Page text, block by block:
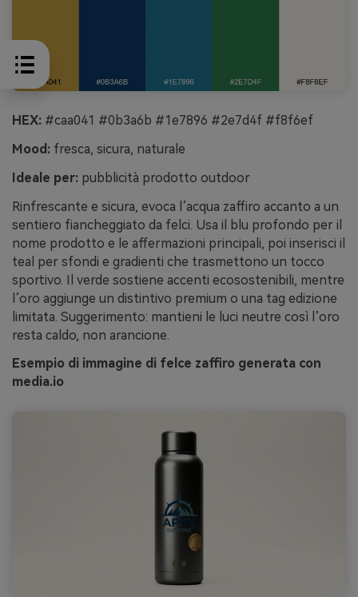
HEX: #caa041 #0b3a6b #1e7896 #2e7d4f #f8f6ef
Mood: fresca, sicura, naturale
Ideale per: pubblicità prodotto outdoor
Rinfrescante e sicura, evoca l’acqua zaffiro accanto a un
sentiero fiancheggiato da felci. Usa il blu profondo per il
nome prodotto e le affermazioni principali, poi inserisci il
teal per sfondi e gradienti che trasmettono un tocco
sportivo. Il verde sostiene accenti ecosostenibili, mentre
l’oro aggiunge un distintivo premium o una tag edizione
limitata. Suggerimento: mantieni le luci neutre così l’oro
resta caldo, non arancione.
Esempio di immagine di felce zaffiro generata con
media.io